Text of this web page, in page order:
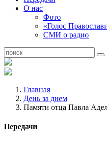
О нас
Фото
«Голос
СМИ о радио
Главная
День за днем
Памяти отца Павла
Передачи